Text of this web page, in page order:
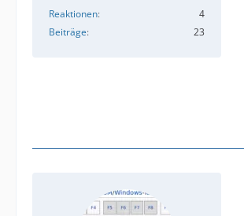
Reaktionen
4
Beiträge
23